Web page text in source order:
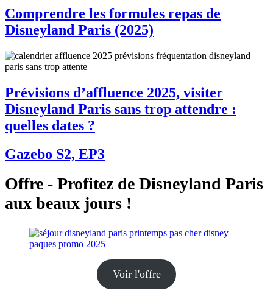
Comprendre les formules repas de
Disneyland Paris (2025)
Prévisions d’affluence 2025, visiter
Disneyland Paris sans trop attendre :
quelles dates ?
Gazebo S2, EP3
Offre - Profitez de Disneyland Paris
aux beaux jours !
Voir l'offre